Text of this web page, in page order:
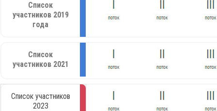
Список
участников 2019
года
Список
участников 2021
Список участников
2023